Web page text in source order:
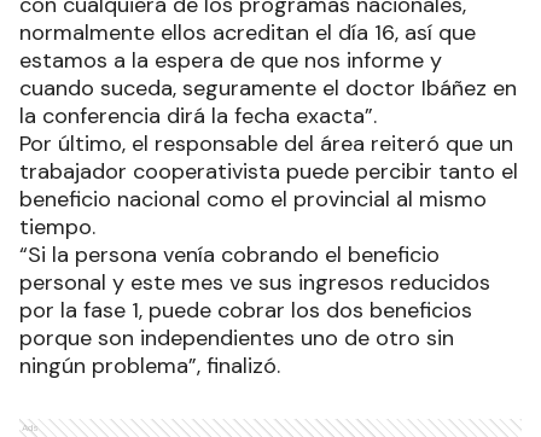
normalmente ellos acreditan el día 16, así que
estamos a la espera de que nos informe y
cuando suceda, seguramente el doctor Ibáñez en
la conferencia dirá la fecha exacta”.
Por último, el responsable del área reiteró que un
trabajador cooperativista puede percibir tanto el
beneficio nacional como el provincial al mismo
tiempo.
“Si la persona venía cobrando el beneficio
personal y este mes ve sus ingresos reducidos
por la fase 1, puede cobrar los dos beneficios
porque son independientes uno de otro sin
ningún problema”, finalizó.
Ads